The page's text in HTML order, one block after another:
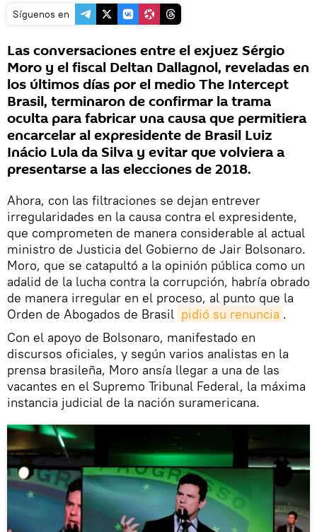
Síguenos en
Las conversaciones entre el exjuez Sérgio
Moro y el fiscal Deltan Dallagnol, reveladas en
los últimos días por el medio The Intercept
Brasil, terminaron de confirmar la trama
oculta para fabricar una causa que permitiera
encarcelar al expresidente de Brasil Luiz
Inácio Lula da Silva y evitar que volviera a
presentarse a las elecciones de 2018.
Ahora, con las filtraciones se dejan entrever
irregularidades en la causa contra el expresidente,
que comprometen de manera considerable al actual
ministro de Justicia del Gobierno de Jair Bolsonaro.
Moro, que se catapultó a la opinión pública como un
adalid de la lucha contra la corrupción, habría obrado
de manera irregular en el proceso, al punto que la
Orden de Abogados de Brasil pidió su renuncia .
Con el apoyo de Bolsonaro, manifestado en
discursos oficiales, y según varios analistas en la
prensa brasileña, Moro ansía llegar a una de las
vacantes en el Supremo Tribunal Federal, la máxima
instancia judicial de la nación suramericana.